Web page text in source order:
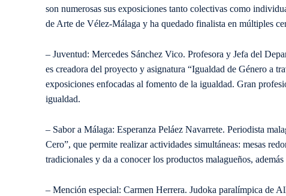
son numerosas sus exposiciones tanto colectivas como
de Arte de Vélez-Málaga y ha quedado finalista en múltiples
– Juventud: Mercedes Sánchez Vico. Profesora y Jefa del
es creadora del proyecto y asignatura “Igualdad de Género a
exposiciones enfocadas al fomento de la igualdad. Gran
igualdad.
– Sabor a Málaga: Esperanza Peláez Navarrete. Periodista
Cero”, que permite realizar actividades simultáneas: mesas
tradicionales y da a conocer los productos malagueños,
– Mención especial: Carmen Herrera. Judoka paralímpica de